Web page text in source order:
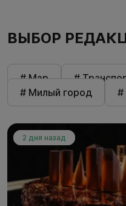
ВЫБОР
# Мэр #
# Милый город
#
2 дня назад